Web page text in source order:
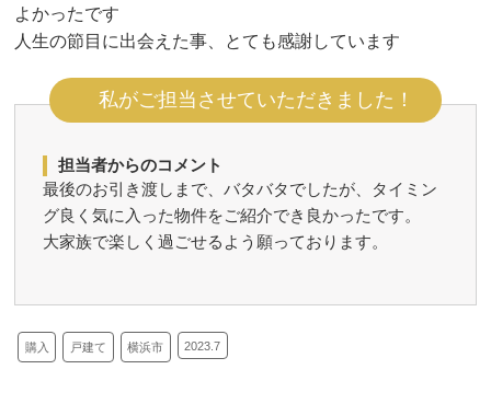
よかったです
人生の節目に出会えた事、とても感謝しています
私がご担当させていただきました！
担当者からのコメント
最後のお引き渡しまで、バタバタでしたが、タイミン
グ良く気に入った物件をご紹介でき良かったです。
大家族で楽しく過ごせるよう願っております。
購入 戸建て 横浜市 2023.7